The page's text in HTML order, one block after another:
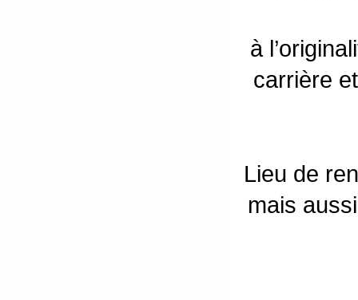
à
carrière
Lieu de
mais